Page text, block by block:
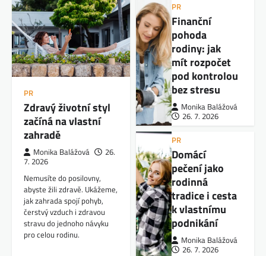
PR
Zdravý životní styl
začíná na vlastní
zahradě
Monika Balážová
26.
7. 2026
Nemusíte do posilovny,
abyste žili zdravě. Ukážeme,
jak zahrada spojí pohyb,
čerstvý vzduch i zdravou
stravu do jednoho návyku
pro celou rodinu.
PR
Finanční
pohoda
rodiny: jak
mít rozpočet
pod kontrolou
bez stresu
Monika Balážová
26. 7. 2026
PR
Domácí
pečení jako
rodinná
tradice i cesta
k vlastnímu
podnikání
Monika Balážová
26. 7. 2026